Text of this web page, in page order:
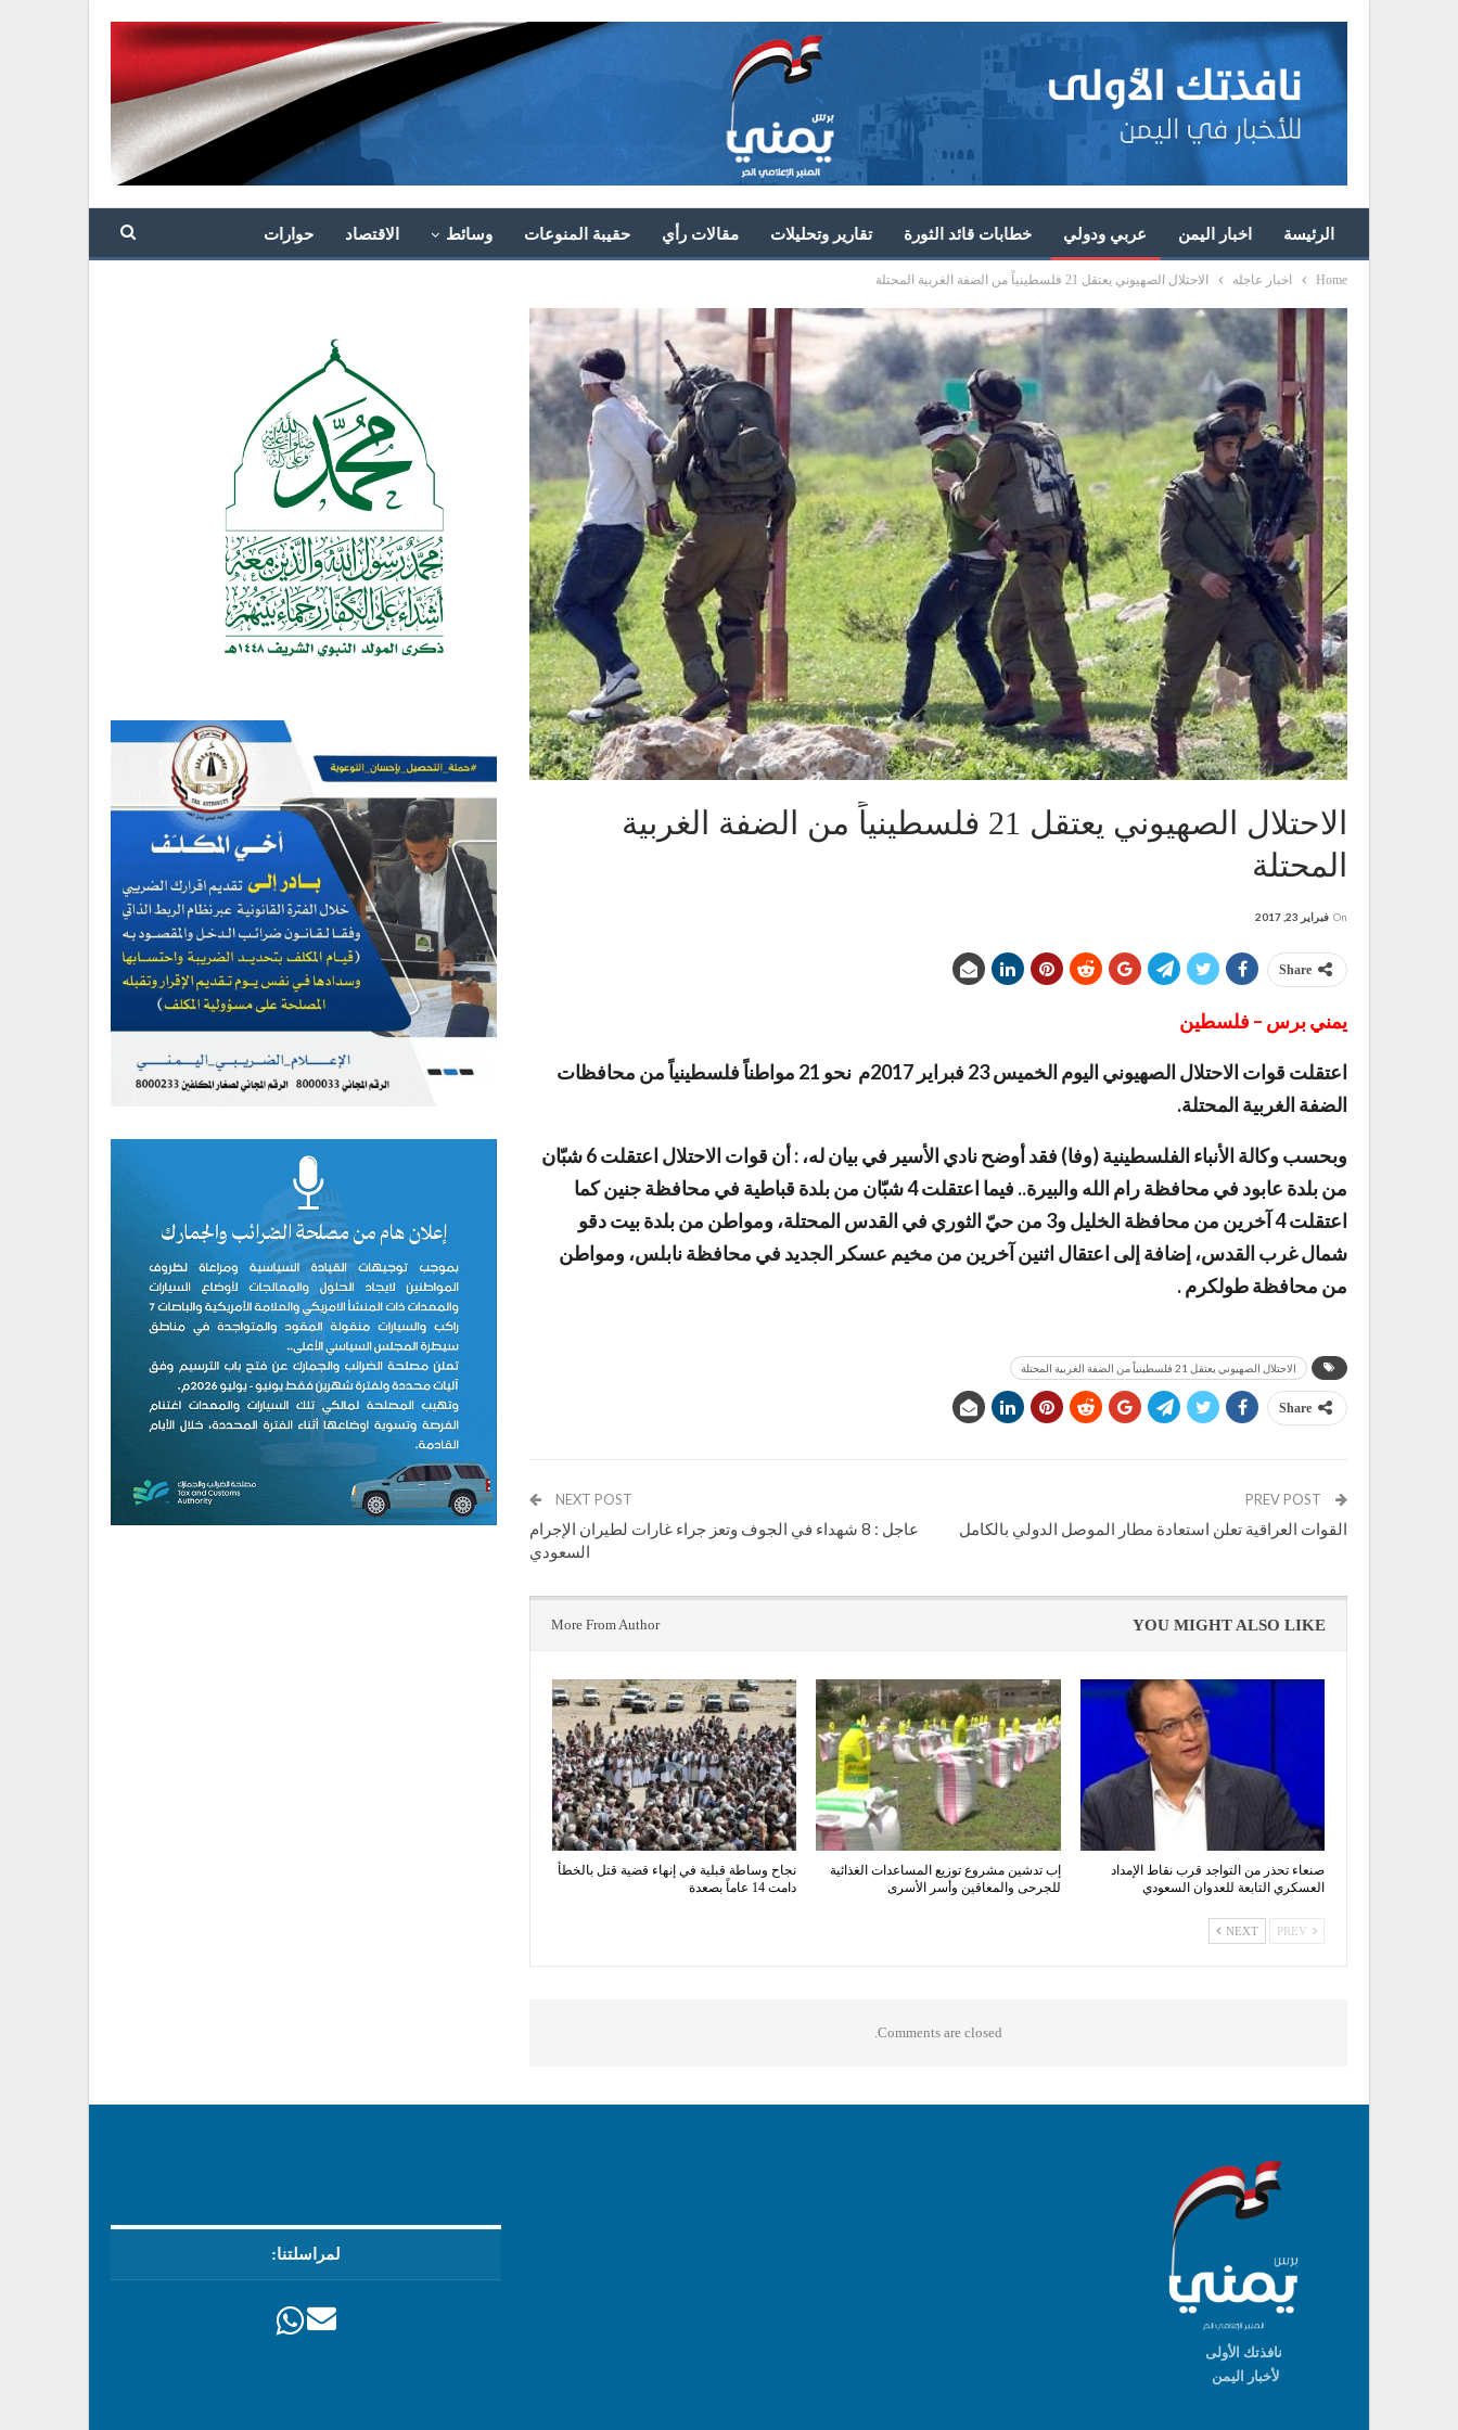
الرئيسة اخبار اليمن عربي ودولي خطابات قائد الثورة تقارير وتحليلات مقالات رأي حقيبة المنوعات وسائط الاقتصاد حوارات
Home اخبار عاجله الاحتلال الصهيوني يعتقل 21 فلسطينياً من الضفة الغربية المحتلة
الاحتلال الصهيوني يعتقل 21 فلسطينياً من الضفة الغربية
المحتلة
On فبراير 23, 2017
Share
يمني برس – فلسطين
اعتقلت قوات الاحتلال الصهيوني اليوم الخميس 23 فبراير 2017م نحو 21 مواطناً فلسطينياً من محافظات
الضفة الغربية المحتلة.
وبحسب وكالة الأنباء الفلسطينية (وفا) فقد أوضح نادي الأسير في بيان له، : أن قوات الاحتلال اعتقلت 6 شبّان
من بلدة عابود في محافظة رام الله والبيرة.. فيما اعتقلت 4 شبّان من بلدة قباطية في محافظة جنين كما
اعتقلت 4 آخرين من محافظة الخليل و3 من حيّ الثوري في القدس المحتلة، ومواطن من بلدة بيت دقو
شمال غرب القدس، إضافة إلى اعتقال اثنين آخرين من مخيم عسكر الجديد في محافظة نابلس، ومواطن
من محافظة طولكرم .
الاحتلال الصهيوني يعتقل 21 فلسطينياً من الضفة الغربية المحتلة
Share
القوات العراقية تعلن استعادة مطار الموصل الدولي بالكامل
NEXT POST
عاجل : 8 شهداء في الجوف وتعز جراء غارات لطيران الإجرام
السعودي
YOU MIGHT ALSO LIKE
More From Author
صنعاء تحذر من التواجد قرب نقاط الإمداد
العسكري التابعة للعدوان السعودي
إب تدشين مشروع توزيع المساعدات الغذائية
للجرحى والمعاقين وأسر الأسرى
نجاح وساطة قبلية في إنهاء قضية قتل بالخطأ
دامت 14 عاماً بصعدة
NEXT
Comments are closed.
نافذتك الأولى
لأخبار اليمن
لمراسلتنا: